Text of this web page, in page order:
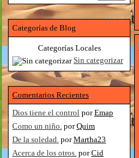
Categorías de Blog
Categorías Locales
Sin categorizar
Comentarios Recientes
Dios tiene el control porEmap
Como un niño. porQuim
De la soledad. porMartha23
Acerca de los otros. porCid